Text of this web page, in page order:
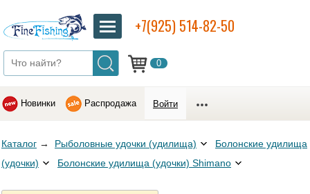
0
+7(925) 514-82-50
Новинки Распродажа Войти
Каталог → Рыболовные удочки (удилища)
Болонские удилища
(удочки)
Болонские удилища (удочки) Shimano